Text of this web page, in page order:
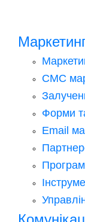
СМС
Форми
Email